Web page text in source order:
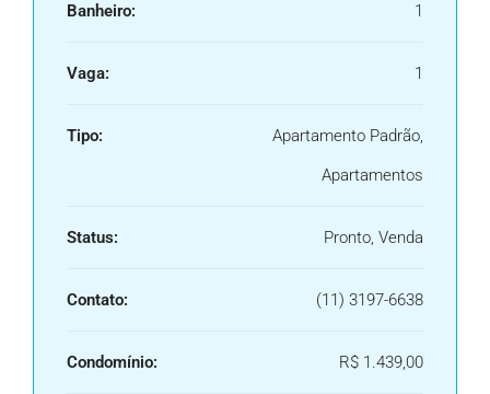
Banheiro: 1
Vaga: 1
Tipo:
Apartamento Padrão,
Apartamentos
Status: Pronto, Venda
Contato: (11) 3197-6638
Condomínio: R$ 1.439,00